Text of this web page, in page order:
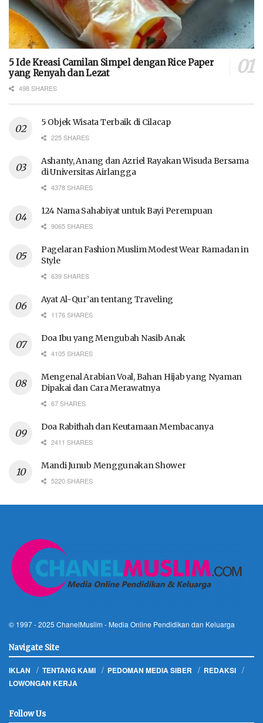
5 Ide Kreasi Camilan Simpel dengan Rice Paper
yang Renyah dan Lezat
498 SHARES
5 Objek Wisata Terbaik di Cilacap
225 SHARES
Ashanty, Anang dan Azriel Rayakan Wisuda Bersama
di Universitas Airlangga
4378 SHARES
124 Nama Sahabiyat untuk Bayi Perempuan
9065 SHARES
Pagelaran Fashion Muslim Modest Wear Ramadan in
Style
639 SHARES
Ayat Al-Qur’an tentang Traveling
1176 SHARES
Doa Ibu yang Mengubah Nasib Anak
4105 SHARES
Mengenal Arabian Voal, Bahan Hijab yang Nyaman
Dipakai dan Cara Merawatnya
67 SHARES
Doa Rabithah dan Keutamaan Membacanya
2411 SHARES
Mandi Junub Menggunakan Shower
5220 SHARES
© 1997 - 2025 ChanelMuslim - Media Online Pendidikan dan Keluarga
Navigate Site
IKLAN TENTANG KAMI PEDOMAN MEDIA SIBER
REDAKSI
LOWONGAN KERJA
Follow Us